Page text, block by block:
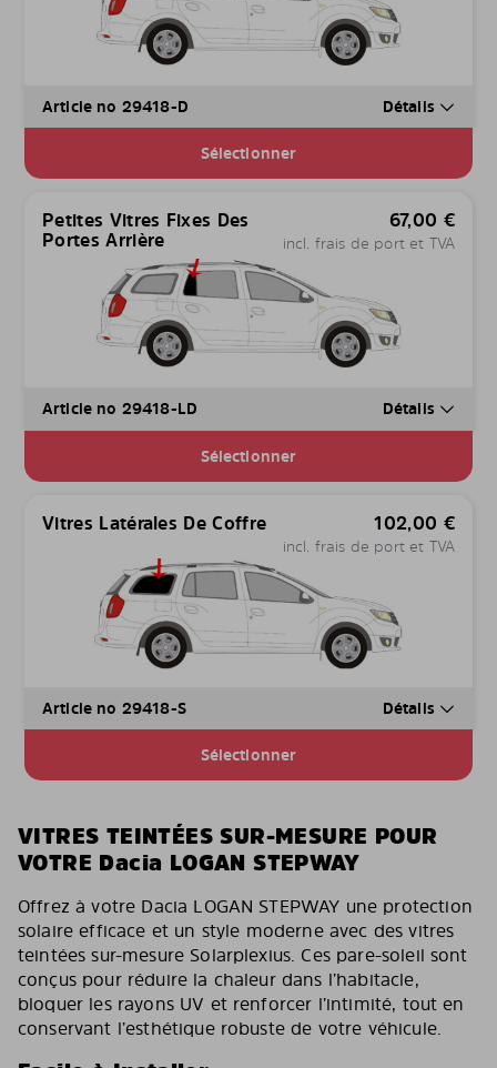
Article no 29418-D Détails
Sélectionner
Petites Vitres Fixes Des
Portes Arrière
67,00 €
incl. frais de port et TVA
Article no 29418-LD Détails
Sélectionner
Vitres Latérales De Coffre 102,00 €
incl. frais de port et TVA
Article no 29418-S Détails
Sélectionner
VITRES TEINTÉES SUR-MESURE POUR
VOTRE Dacia LOGAN STEPWAY
Offrez à votre Dacia LOGAN STEPWAY une protection
solaire efficace et un style moderne avec des vitres
teintées sur-mesure Solarplexius. Ces pare-soleil sont
conçus pour réduire la chaleur dans l’habitacle,
bloquer les rayons UV et renforcer l’intimité, tout en
conservant l’esthétique robuste de votre véhicule.